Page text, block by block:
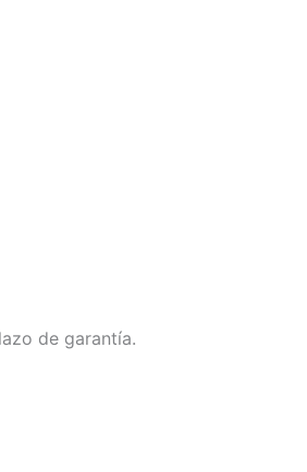
de garantía.